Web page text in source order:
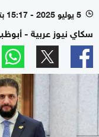
l 5 يوليو 2025 - 15:17 بتوقيت أبوظبي
سكاي نيوز عربية -